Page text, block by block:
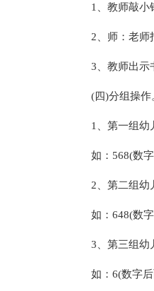
1、教师敲小
2、师：老师
3、教师出示
(四)分组操作
1、第一组幼
如：568(数
2、第二组幼
如：648(数
3、第三组幼
如：6(数字